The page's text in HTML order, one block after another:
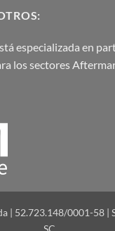
especializada en
los sectores
| 52.723.148/0001-58 |
SC